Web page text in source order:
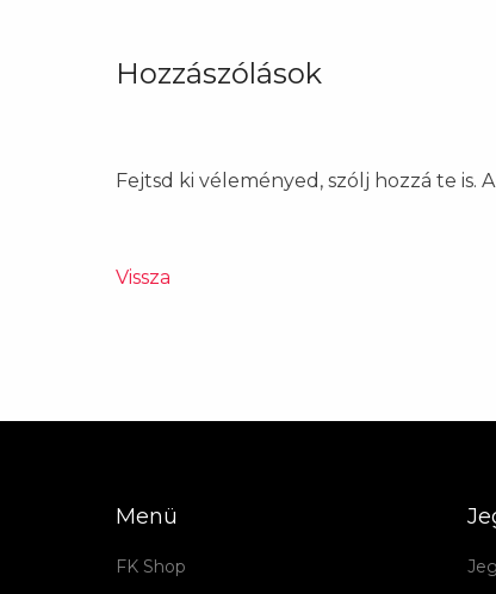
Hozzászólások
Fejtsd ki véleményed, szólj hozzá te is.
Vissza
Menü
FK Shop